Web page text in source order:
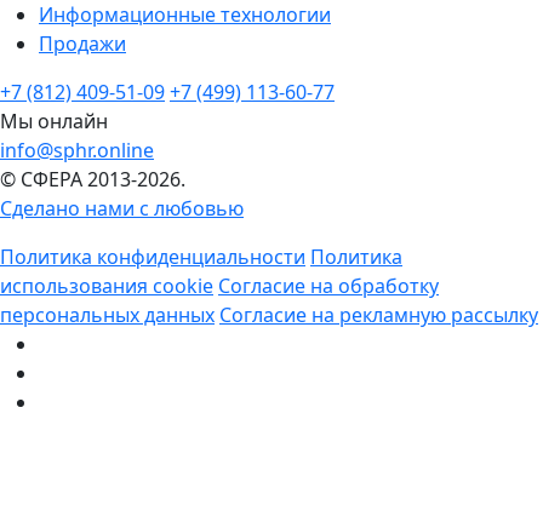
Информационные технологии
Продажи
+7 (812) 409-51-09+7 (499) 113-60-77
Мы онлайн
info@sphr.online
© СФЕРА 2013-2026.
Сделано нами с любовью
Политика конфиденциальности Политика
использования cookie Согласие на обработку
персональных данных Согласие на рекламную рассылку